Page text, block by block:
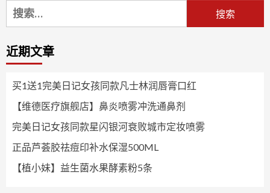
搜
索：
近期文章
买1送1完美日记女孩同款凡士林润唇膏口红
【维德医疗旗舰店】鼻炎喷雾冲洗通鼻剂
完美日记女孩同款星闪银河衰败城市定妆喷雾
正品芦荟胶祛痘印补水保湿500ML
【植小妹】益生菌水果酵素粉5条